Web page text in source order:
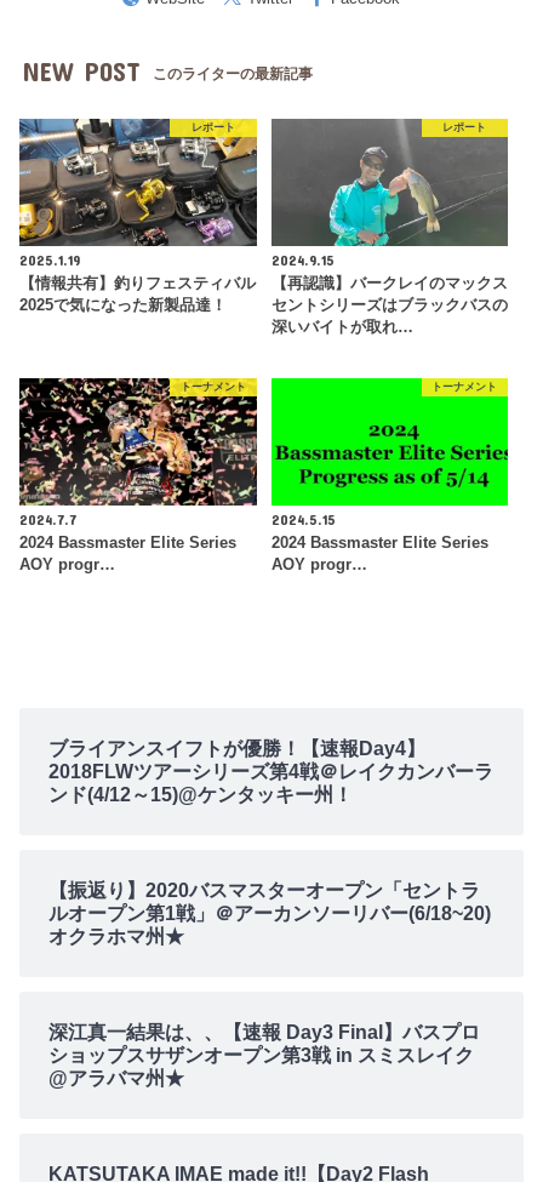
NEW POST このライターの最新記事
レポート
2025.1.19
【情報共有】釣りフェスティバル
2025で気になった新製品達！
レポート
2024.9.15
【再認識】バークレイのマックス
セントシリーズはブラックバスの
深いバイトが取れ…
トーナメント
2024.7.7
2024 Bassmaster Elite Series
AOY progr…
トーナメント
2024.5.15
2024 Bassmaster Elite Series
AOY progr…
ブライアンスイフトが優勝！【速報Day4】
2018FLWツアーシリーズ第4戦＠レイクカンバーラ
ンド(4/12～15)@ケンタッキー州！
【振返り】2020バスマスターオープン「セントラ
ルオープン第1戦」＠アーカンソーリバー(6/18~20)
オクラホマ州★
深江真一結果は、、【速報 Day3 Final】バスプロ
ショップスサザンオープン第3戦 in スミスレイク
@アラバマ州★
KATSUTAKA IMAE made it!!【Day2 Flash